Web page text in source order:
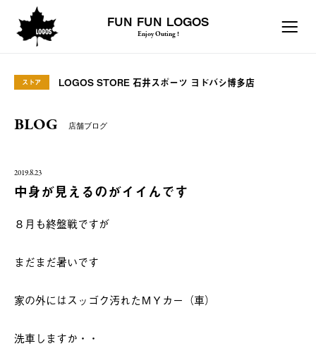
FUN FUN LOGOS
Enjoy Outing !
ストア LOGOS STORE 石井スポーツ ヨドバシ博多店
BLOG 店舗ブログ
2019.8.23
中身が見えるのがイイんです
８月も終盤戦ですが
まだまだ暑いです
家の外にはスッゴク汚れたＭＹカー（車）
洗車しますか・・